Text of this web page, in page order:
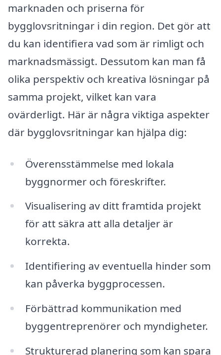
marknaden och priserna för
bygglovsritningar i din region. Det gör att
du kan identifiera vad som är rimligt och
marknadsmässigt. Dessutom kan man få
olika perspektiv och kreativa lösningar på
samma projekt, vilket kan vara
ovärderligt. Här är några viktiga aspekter
där bygglovsritningar kan hjälpa dig:
Överensstämmelse med lokala
byggnormer och föreskrifter.
Visualisering av ditt framtida projekt
för att säkra att alla detaljer är
korrekta.
Identifiering av eventuella hinder som
kan påverka byggprocessen.
Förbättrad kommunikation med
byggentreprenörer och myndigheter.
Strukturerad planering som kan spara